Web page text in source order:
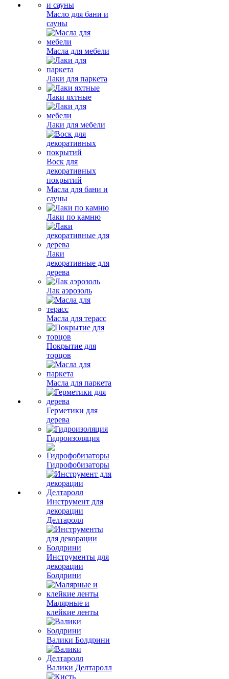
Масло для бани и
сауны
Масла для мебели
Лаки для паркета
Лаки яхтные
Лаки для мебели
Воск для
декоративных
покрытий
Масла для бани и
сауны
Лаки по камню
Лаки
декоративные для
дерева
Лак аэрозоль
Масла для терасс
Покрытие для
торцов
Масла для паркета
Герметики для
дерева
Гидроизоляция
Гидрофобизаторы
Инструмент для
декорации
Делтаролл
Инструменты для
декорации
Болдрини
Малярные и
клейкие ленты
Валики Болдрини
Валики Делтаролл